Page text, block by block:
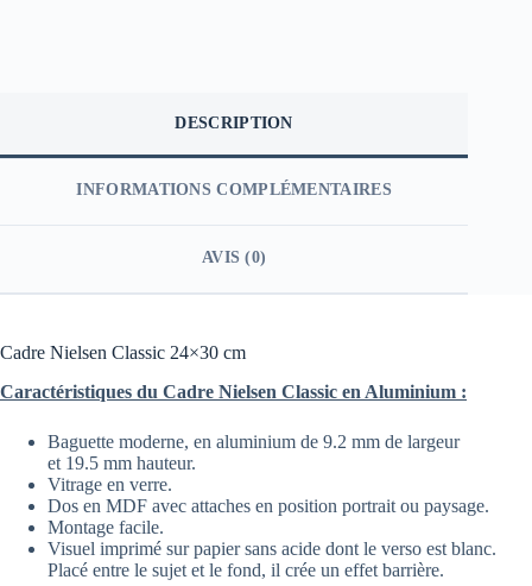
DESCRIPTION
INFORMATIONS COMPLÉMENTAIRES
AVIS (0)
Cadre Nielsen Classic 24×30 cm
Caractéristiques du Cadre Nielsen Classic en Aluminium :
Baguette moderne, en aluminium de 9.2 mm de largeur
et 19.5 mm hauteur.
Vitrage en verre.
Dos en MDF avec attaches en position portrait ou paysage.
Montage facile.
Visuel imprimé sur papier sans acide dont le verso est blanc.
Placé entre le sujet et le fond, il crée un effet barrière.